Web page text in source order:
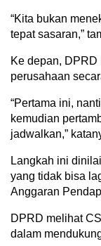
“Kita bukan
tepat sasaran,”
Ke depan,
perusahaan
“Pertama ini,
kemudian
jadwalkan,”
Langkah ini
yang tidak bisa
Anggaran
DPRD melihat
dalam